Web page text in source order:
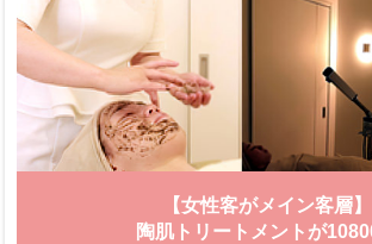
【女性客がメイン客層】
陶肌トリートメントが